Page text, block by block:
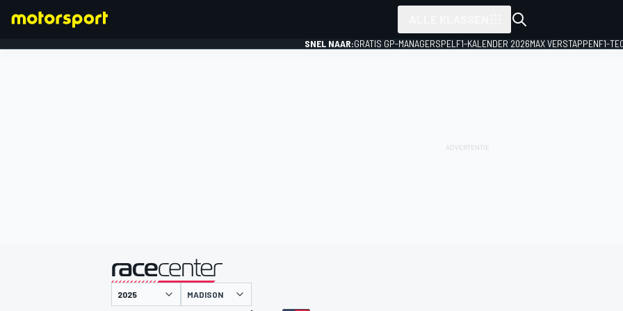
SNEL NAAR:GRATIS GP-MANAGERSPEL F1-KALENDER 2026MAX VERSTAPPENF1-
gepresenteerd door
MADISON